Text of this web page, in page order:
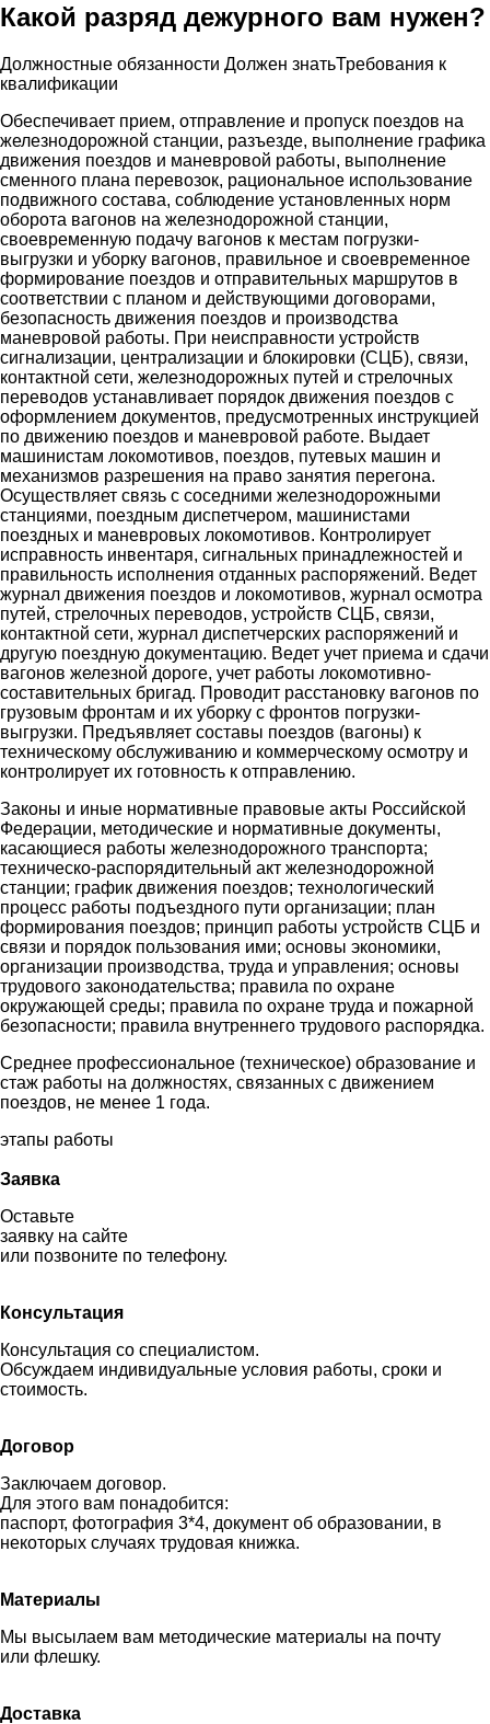
Какой разряд дежурного вам нужен?
Должностные обязанности Должен знатьТребования к
квалификации
Обеспечивает прием, отправление и пропуск поездов на
железнодорожной станции, разъезде, выполнение графика
движения поездов и маневровой работы, выполнение
сменного плана перевозок, рациональное использование
подвижного состава, соблюдение установленных норм
оборота вагонов на железнодорожной станции,
своевременную подачу вагонов к местам погрузки-
выгрузки и уборку вагонов, правильное и своевременное
формирование поездов и отправительных маршрутов в
соответствии с планом и действующими договорами,
безопасность движения поездов и производства
маневровой работы. При неисправности устройств
сигнализации, централизации и блокировки (СЦБ), связи,
контактной сети, железнодорожных путей и стрелочных
переводов устанавливает порядок движения поездов с
оформлением документов, предусмотренных инструкцией
по движению поездов и маневровой работе. Выдает
машинистам локомотивов, поездов, путевых машин и
механизмов разрешения на право занятия перегона.
Осуществляет связь с соседними железнодорожными
станциями, поездным диспетчером, машинистами
поездных и маневровых локомотивов. Контролирует
исправность инвентаря, сигнальных принадлежностей и
правильность исполнения отданных распоряжений. Ведет
журнал движения поездов и локомотивов, журнал осмотра
путей, стрелочных переводов, устройств СЦБ, связи,
контактной сети, журнал диспетчерских распоряжений и
другую поездную документацию. Ведет учет приема и сдачи
вагонов железной дороге, учет работы локомотивно-
составительных бригад. Проводит расстановку вагонов по
грузовым фронтам и их уборку с фронтов погрузки-
выгрузки. Предъявляет составы поездов (вагоны) к
техническому обслуживанию и коммерческому осмотру и
контролирует их готовность к отправлению.
Законы и иные нормативные правовые акты Российской
Федерации, методические и нормативные документы,
касающиеся работы железнодорожного транспорта;
техническо-распорядительный акт железнодорожной
станции; график движения поездов; технологический
процесс работы подъездного пути организации; план
формирования поездов; принцип работы устройств СЦБ и
связи и порядок пользования ими; основы экономики,
организации производства, труда и управления; основы
трудового законодательства; правила по охране
окружающей среды; правила по охране труда и пожарной
безопасности; правила внутреннего трудового распорядка.
Среднее профессиональное (техническое) образование и
стаж работы на должностях, связанных с движением
поездов, не менее 1 года.
этапы работы
Заявка
Оставьте
заявку на сайте
или позвоните по телефону.
Консультация
Консультация со специалистом.
Обсуждаем индивидуальные условия работы, сроки и
стоимость.
Договор
Заключаем договор.
Для этого вам понадобится:
паспорт, фотография 3*4, документ об образовании, в
некоторых случаях трудовая книжка.
Материалы
Мы высылаем вам методические материалы на почту
или флешку.
Доставка